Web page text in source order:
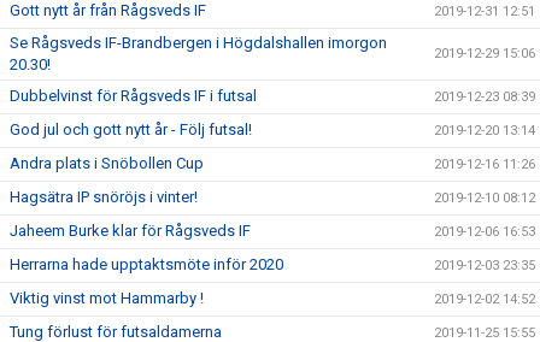
Gott nytt år från Rågsveds IF 2019-12-31 12:51
Se Rågsveds IF-Brandbergen i Högdalshallen imorgon
20.30!
2019-12-29 15:06
Dubbelvinst för Rågsveds IF i futsal 2019-12-23 08:39
God jul och gott nytt år - Följ futsal! 2019-12-20 13:14
Andra plats i Snöbollen Cup 2019-12-16 11:26
Hagsätra IP snöröjs i vinter! 2019-12-10 08:12
Jaheem Burke klar för Rågsveds IF 2019-12-06 16:53
Herrarna hade upptaktsmöte inför 2020 2019-12-03 23:35
Viktig vinst mot Hammarby ! 2019-12-02 14:52
Tung förlust för futsaldamerna 2019-11-25 15:55